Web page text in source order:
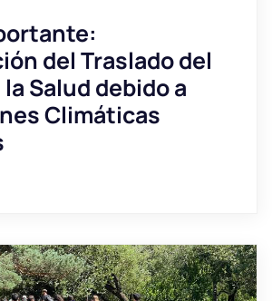
del Traslado del
Salud debido a
Climáticas